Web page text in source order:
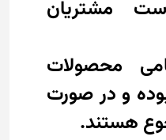
مشتریان
محصولات
و در صورت
هستند.